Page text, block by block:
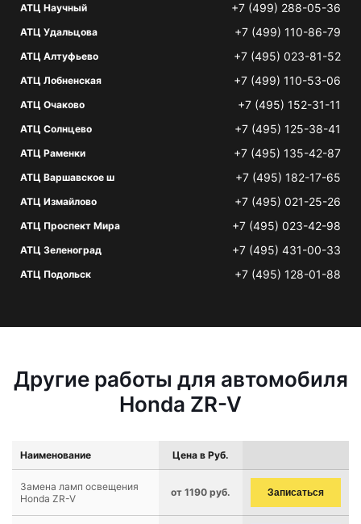
АТЦ Научный +7 (499) 288-05-36
АТЦ Удальцова +7 (499) 110-86-79
АТЦ Алтуфьево +7 (495) 023-81-52
АТЦ Лобненская +7 (499) 110-53-06
АТЦ Очаково +7 (495) 152-31-11
АТЦ Солнцево +7 (495) 125-38-41
АТЦ Раменки +7 (495) 135-42-87
АТЦ Варшавское ш +7 (495) 182-17-65
АТЦ Измайлово +7 (495) 021-25-26
АТЦ Проспект Мира +7 (495) 023-42-98
АТЦ Зеленоград +7 (495) 431-00-33
АТЦ Подольск +7 (495) 128-01-88
Другие работы для автомобиля
Honda ZR-V
Наименование Цена в Руб.
Замена ламп освещения
Honda ZR-V
от 1190 руб. Записаться